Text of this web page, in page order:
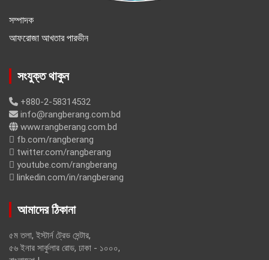
সম্পাদক
আফরোজা আখতার পারভীন
সংযুক্ত থাকুন
+880-2-58314532
info@rangberang.com.bd
www.rangberang.com.bd
fb.com/rangberang
twitter.com/rangberang
youtube.com/rangberang
linkedin.com/in/rangberang
আমাদের ঠিকানা
৫ম তলা, ইস্টার্ন ট্রেড সেন্টার,
৫৬ ইনার সার্কুলার রোড, ঢাকা - ১০০০,